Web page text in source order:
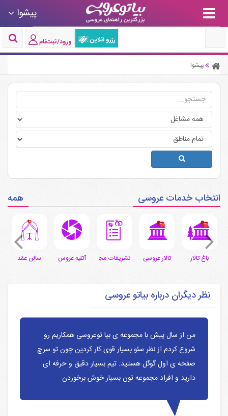
پیشوا
رزرو آنلاین ورود/ثبت‌نام
پیشوا
انتخاب خدمات عروسی همه
باغ تالار تالار عروسی تشریفات مجالس آتلیه عروس سالن عقد
نظر دیگران درباره بیاتو عروسی
من از سال پیش با مجموعه ی بیا توعروسی همکاریم رو
شروع کردم از نظر سئو بسیار قوی کار کردین چون تو سرچ
صفحه ی اول گوگل هستید. تیم بسیار دقیق و حرفه ای
دارید و افراد مجموعه تون بسیار خوش برخوردن